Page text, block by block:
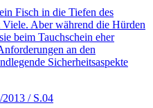
Fisch in die Tiefen des
Viele. Aber während die Hürden
beim Tauchschein eher
an den
Sicherheitsaspekte
2013 / S.04